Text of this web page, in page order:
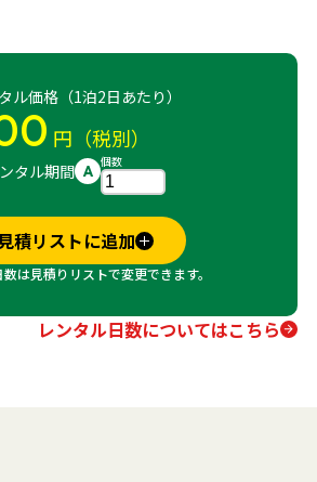
ル価格（1泊2日あたり）
円（税別）
タル期間 A 個数
積リストに追加
は見積りリストで変更できます。
レンタル日数についてはこちら